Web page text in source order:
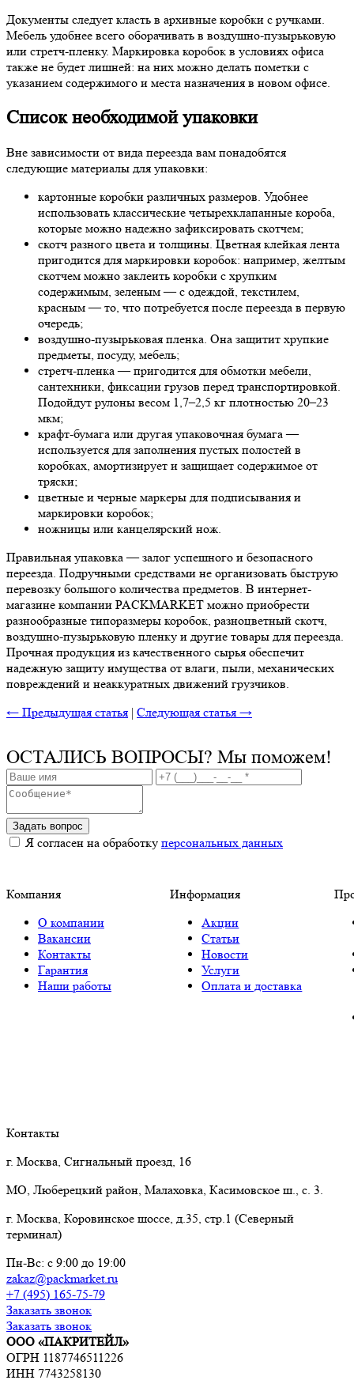
Документы следует класть в архивные коробки с ручками.
Мебель удобнее всего оборачивать в воздушно-пузырьковую
или стретч-пленку. Маркировка коробок в условиях офиса
также не будет лишней: на них можно делать пометки с
указанием содержимого и места назначения в новом офисе.
Список необходимой упаковки
Вне зависимости от вида переезда вам понадобятся
следующие материалы для упаковки:
картонные коробки различных размеров. Удобнее
использовать классические четырехклапанные короба,
которые можно надежно зафиксировать скотчем;
скотч разного цвета и толщины. Цветная клейкая лента
пригодится для маркировки коробок: например, желтым
скотчем можно заклеить коробки с хрупким
содержимым, зеленым — с одеждой, текстилем,
красным — то, что потребуется после переезда в первую
очередь;
воздушно-пузырьковая пленка. Она защитит хрупкие
предметы, посуду, мебель;
стретч-пленка — пригодится для обмотки мебели,
сантехники, фиксации грузов перед транспортировкой.
Подойдут рулоны весом 1,7–2,5 кг плотностью 20–23
мкм;
крафт-бумага или другая упаковочная бумага —
используется для заполнения пустых полостей в
коробках, амортизирует и защищает содержимое от
тряски;
цветные и черные маркеры для подписывания и
маркировки коробок;
ножницы или канцелярский нож.
Правильная упаковка — залог успешного и безопасного
переезда. Подручными средствами не организовать быструю
перевозку большого количества предметов. В интернет-
магазине компании PACKMARKET можно приобрести
разнообразные типоразмеры коробок, разноцветный скотч,
воздушно-пузырьковую пленку и другие товары для переезда.
Прочная продукция из качественного сырья обеспечит
надежную защиту имущества от влаги, пыли, механических
повреждений и неаккуратных движений грузчиков.
← Предыдущая статья | Следующая статья →
ОСТАЛИСЬ ВОПРОСЫ? Мы поможем!
Задать вопрос
Я согласен на обработку персональных данных
Компания
О компании
Вакансии
Контакты
Гарантия
Наши работы
Информация
Акции
Статьи
Новости
Услуги
Оплата и доставка
Контакты
г. Москва, Сигнальный проезд, 16
МО, Люберецкий район, Малаховка, Касимовское ш., с. 3.
г. Москва, Коровинское шоссе, д.35, стр.1 (Северный
терминал)
Пн-Вс: с 9:00 до 19:00
zakaz@packmarket.ru
+7 (495) 165-75-79
Заказать звонок
Заказать звонок
ООО «ПАКРИТЕЙЛ»
ОГРН 1187746511226
ИНН 7743258130